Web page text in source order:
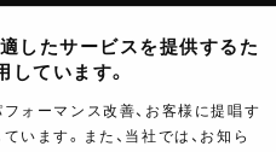
したサービスを提供するた
しています。
ォーマンス改善、お客様に提唱す
います。また、当社では、お知ら